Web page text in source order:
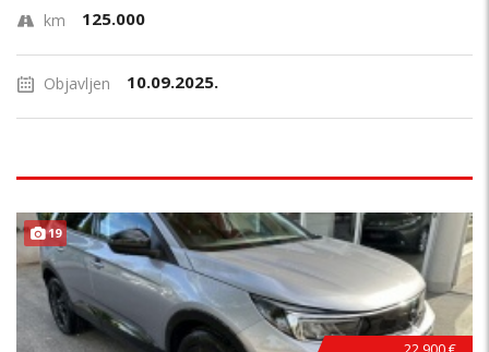
km 125.000
Objavljen 10.09.2025.
19